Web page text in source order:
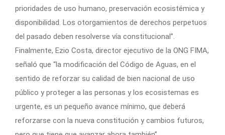
prioridades de uso humano, preservación ecosistémica y
disponibilidad. Los otorgamientos de derechos perpetuos
del pasado deben resolverse vía constitucional”.
Finalmente, Ezio Costa, director ejecutivo de la ONG FIMA,
señaló que “la modificación del Código de Aguas, en el
sentido de reforzar su calidad de bien nacional de uso
público y proteger a las personas y los ecosistemas es
urgente, es un pequeño avance mínimo, que deberá
reforzarse con la nueva constitución y cambios futuros,